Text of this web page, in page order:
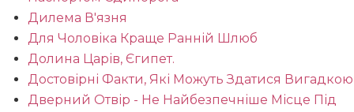
Дилема В'язня
Для Чоловіка Краще Ранній Шлюб
Долина Царів, Єгипет.
Достовірні Факти, Які Можуть Здатися Вигадкою
Дверний Отвір - Не Найбезпечніше Місце Під